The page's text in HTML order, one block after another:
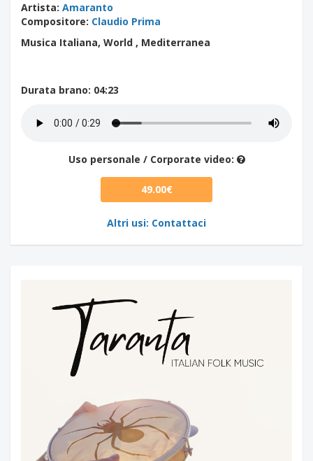
Artista: Amaranto
Compositore: Claudio Prima
Musica Italiana, World , Mediterranea
Durata brano: 04:23
Uso personale / Corporate video:
49.00€
Altri usi: Contattaci